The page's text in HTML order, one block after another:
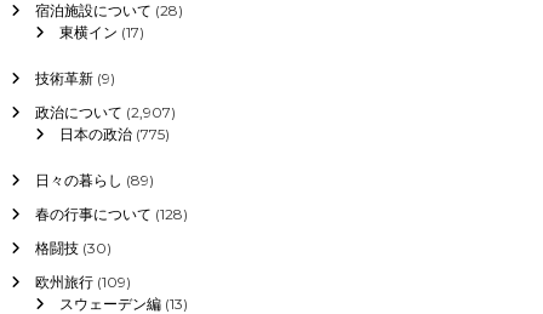
宿泊施設について (28)
東横イン (17)
技術革新(9)
政治について (2,907)
日本の政治(775)
日々の暮らし (89)
春の行事について (128)
格闘技(30)
欧州旅行(109)
スウェーデン編(13)